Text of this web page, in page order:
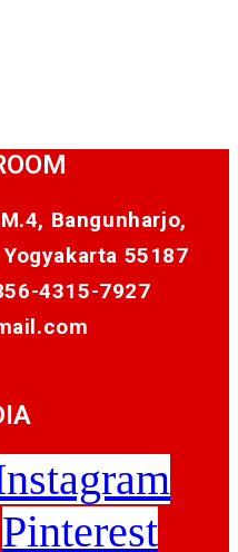
Bangunharjo,
55187
4315-7927
Pinterest